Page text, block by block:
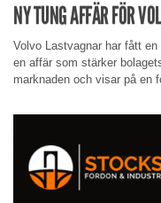
NY TUNG AFFÄR FÖR
Volvo Lastvagnar har fått
en affär som stärker
marknaden och visar på en